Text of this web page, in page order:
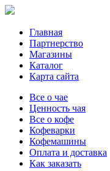
Главная
Партнерство
Магазины
Каталог
Карта сайта
Все о чае
Ценность чая
Все о кофе
Кофеварки
Кофемашины
Оплата и доставка
Как заказать